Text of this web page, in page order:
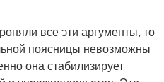
все эти аргументы, то
поясницы невозможны
она стабилизирует